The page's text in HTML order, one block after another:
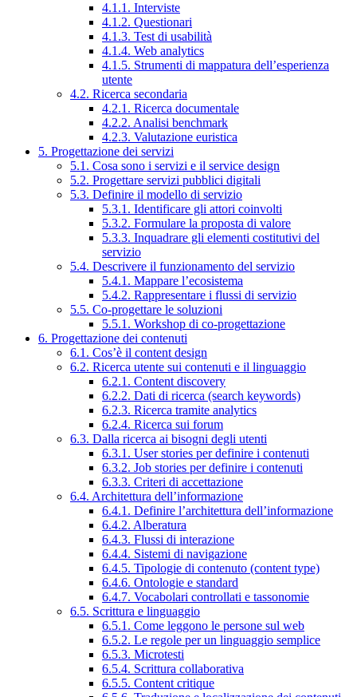
4.1.1. Interviste
4.1.2. Questionari
4.1.3. Test di usabilità
4.1.4. Web analytics
4.1.5. Strumenti di mappatura dell’esperienza
utente
4.2. Ricerca secondaria
4.2.1. Ricerca documentale
4.2.2. Analisi benchmark
4.2.3. Valutazione euristica
5. Progettazione dei servizi
5.1. Cosa sono i servizi e il service design
5.2. Progettare servizi pubblici digitali
5.3. Definire il modello di servizio
5.3.1. Identificare gli attori coinvolti
5.3.2. Formulare la proposta di valore
5.3.3. Inquadrare gli elementi costitutivi del
servizio
5.4. Descrivere il funzionamento del servizio
5.4.1. Mappare l’ecosistema
5.4.2. Rappresentare i flussi di servizio
5.5. Co-progettare le soluzioni
5.5.1. Workshop di co-progettazione
6. Progettazione dei contenuti
6.1. Cos’è il content design
6.2. Ricerca utente sui contenuti e il linguaggio
6.2.1. Content discovery
6.2.2. Dati di ricerca (search keywords)
6.2.3. Ricerca tramite analytics
6.2.4. Ricerca sui forum
6.3. Dalla ricerca ai bisogni degli utenti
6.3.1. User stories per definire i contenuti
6.3.2. Job stories per definire i contenuti
6.3.3. Criteri di accettazione
6.4. Architettura dell’informazione
6.4.1. Definire l’architettura dell’informazione
6.4.2. Alberatura
6.4.3. Flussi di interazione
6.4.4. Sistemi di navigazione
6.4.5. Tipologie di contenuto (content type)
6.4.6. Ontologie e standard
6.4.7. Vocabolari controllati e tassonomie
6.5. Scrittura e linguaggio
6.5.1. Come leggono le persone sul web
6.5.2. Le regole per un linguaggio semplice
6.5.3. Microtesti
6.5.4. Scrittura collaborativa
6.5.5. Content critique